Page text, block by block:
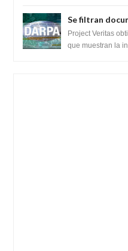
Se filtran
muestran la
SARS-CoV-2,
Project Veritas
que muestran la